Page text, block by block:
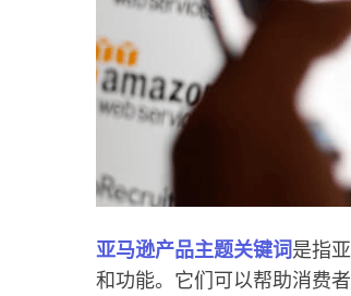
亚马逊产品主题关键词是指
和功能。它们可以帮助消费